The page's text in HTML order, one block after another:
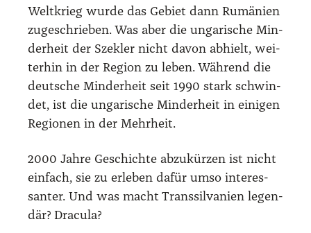
Welt­krieg wur­de das Gebiet dann Rumä­ni­en
zuge­schrie­ben. Was aber die unga­ri­sche Min­
der­heit der Sze­kler nicht davon abhielt, wei­
ter­hin in der Regi­on zu leben. Wäh­rend die
deut­sche Min­der­heit seit 1990 stark schwin­
det, ist die unga­ri­sche Min­der­heit in eini­gen
Regio­nen in der Mehr­heit.
2000 Jah­re Geschich­te abzu­kür­zen ist nicht
ein­fach, sie zu erle­ben dafür umso inter­es­
san­ter. Und was macht Trans­sil­va­ni­en legen­
där? Dra­cu­la?